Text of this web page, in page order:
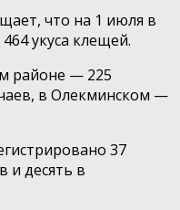
что на 1 июля в
укуса клещей.
районе — 225
в Олекминском —
37
и десять в